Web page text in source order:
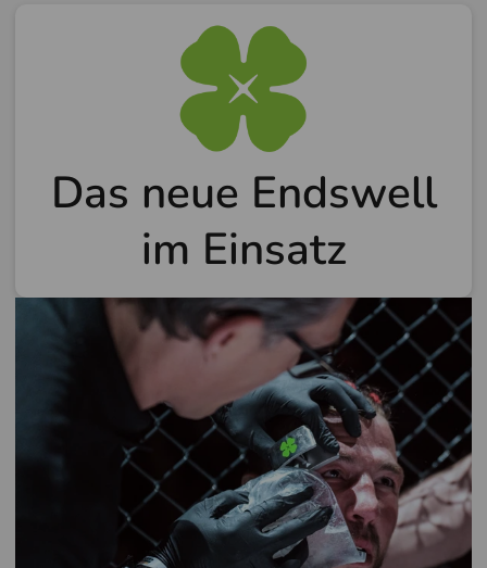
Das neue Endswell
im Einsatz